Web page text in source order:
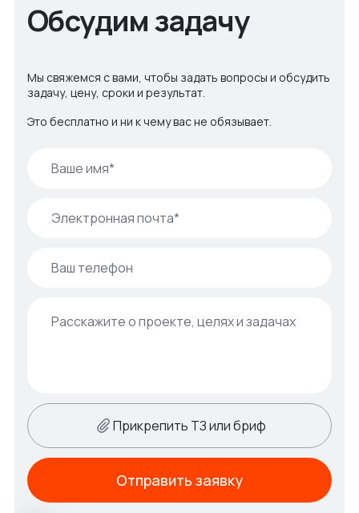
Обсудим задачу
Мы свяжемся с вами, чтобы задать вопросы и обсудить
задачу, цену, сроки и результат.
Это бесплатно и ни к чему вас не обязывает.
Прикрепить ТЗ или бриф
Отправить заявку